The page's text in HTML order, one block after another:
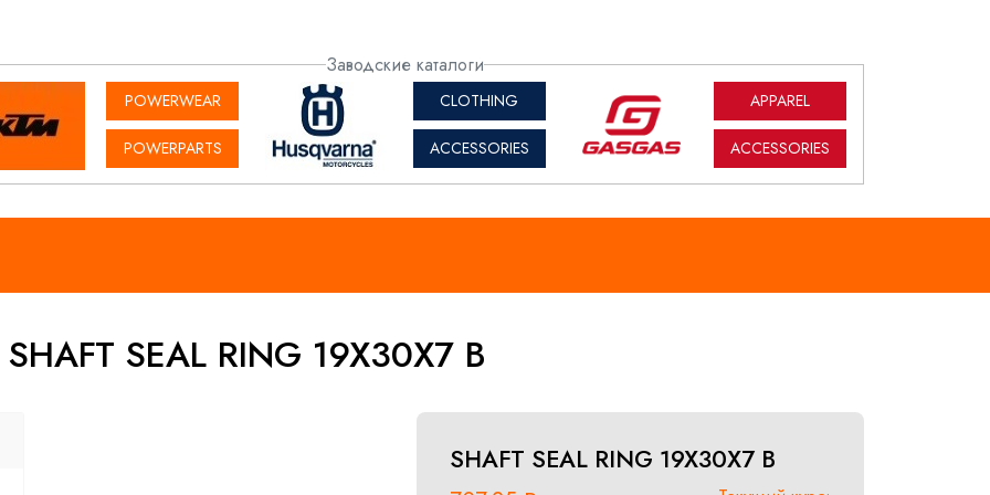
Заводские каталоги
POWERWEAR
POWERPARTS
CLOTHING
ACCESSORIES
APPAREL
ACCESSORIES
SHAFT SEAL RING 19X30X7 B
SHAFT SEAL RING 19X30X7 B